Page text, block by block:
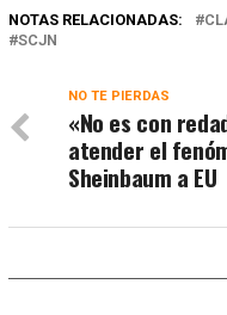
NOTAS RELACIONADAS:
SCJN
NO TE PIERDAS
«No es con
atender el
Sheinbaum a EU